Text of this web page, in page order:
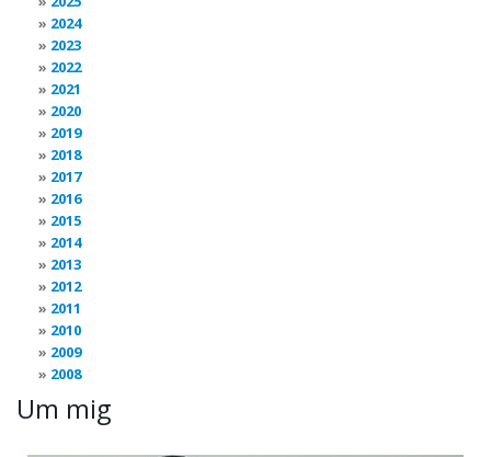
2024
2023
2022
2021
2020
2019
2018
2017
2016
2015
2014
2013
2012
2011
2010
2009
2008
Um mig